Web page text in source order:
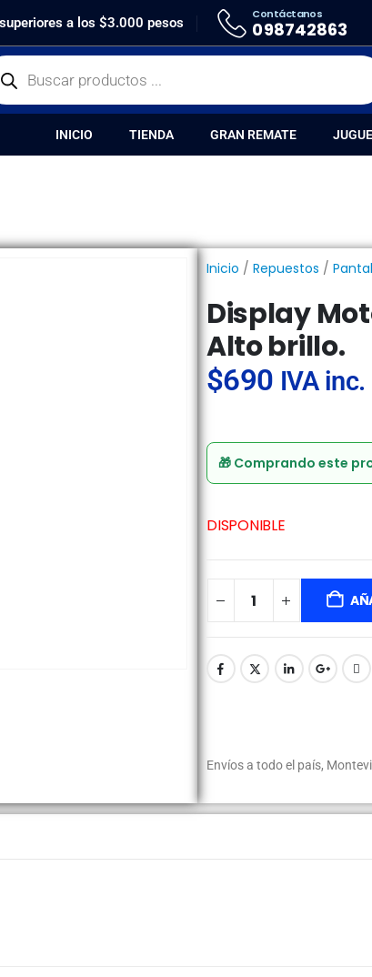
a los $3.000 pesos
Contáctanos
098742863
INICIO TIENDA GRAN REMATE
DISPLAY MOTOROLA E13 MECANICO AMP ALTO BRILLO.
Inicio / Repuestos /
Display
Alto brillo.
$690 IVA inc.
🎁 Comprando este
DISPONIBLE
Envíos a todo el país,